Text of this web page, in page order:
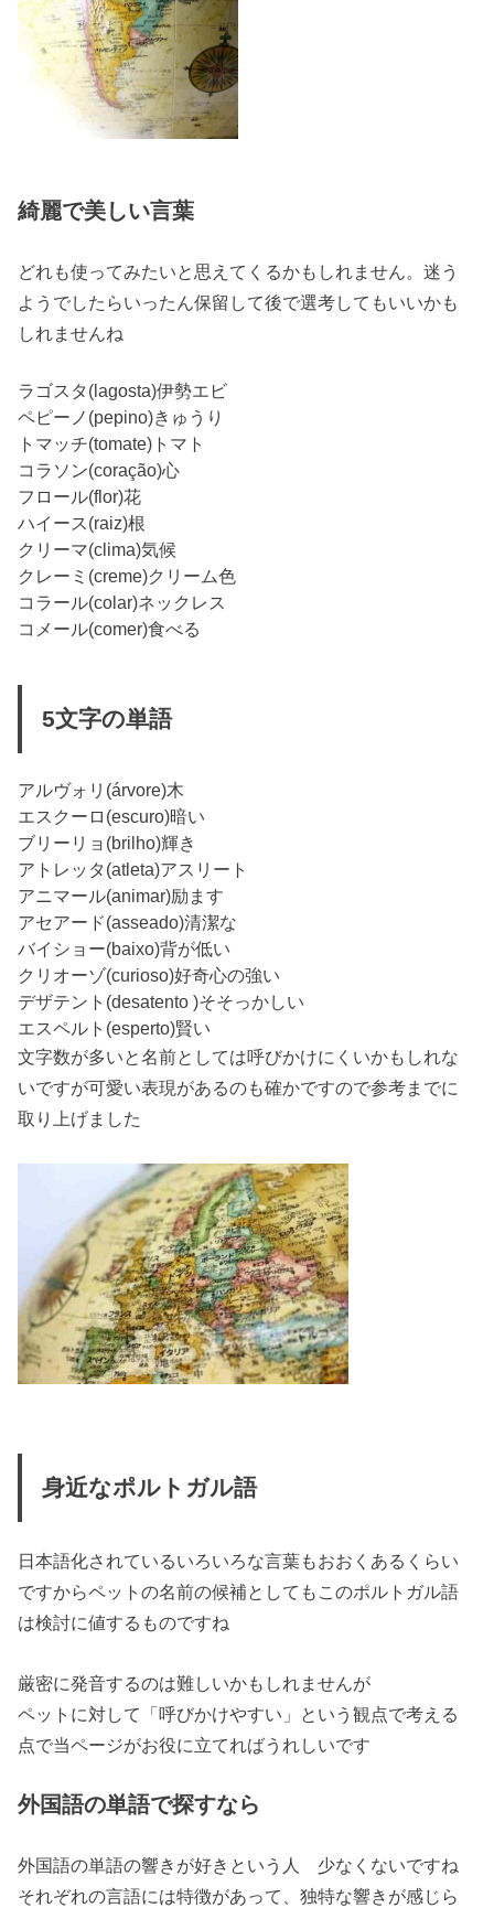
綺麗で美しい言葉
どれも使ってみたいと思えてくるかもしれません。迷う
ようでしたらいったん保留して後で選考してもいいかも
しれませんね
ラゴスタ(lagosta)伊勢エビ
ペピーノ(pepino)きゅうり
トマッチ(tomate)トマト
コラソン(coração)心
フロール(flor)花
ハイース(raiz)根
クリーマ(clima)気候
クレーミ(creme)クリーム色
コラール(colar)ネックレス
コメール(comer)食べる
5文字の単語
アルヴォリ(árvore)木
エスクーロ(escuro)暗い
ブリーリョ(brilho)輝き
アトレッタ(atleta)アスリート
アニマール(animar)励ます
アセアード(asseado)清潔な
バイショー(baixo)背が低い
クリオーゾ(curioso)好奇心の強い
デザテント(desatento )そそっかしい
エスペルト(esperto)賢い
文字数が多いと名前としては呼びかけにくいかもしれな
いですが可愛い表現があるのも確かですので参考までに
取り上げました
身近なポルトガル語
日本語化されているいろいろな言葉もおおくあるくらい
ですからペットの名前の候補としてもこのポルトガル語
は検討に値するものですね
厳密に発音するのは難しいかもしれませんが
ペットに対して「呼びかけやすい 」という観点で考える
点で当ページがお役に立てればうれしいです
外国語の単語で探すなら
外国語の単語の響きが好きという人 少なくないですね
それぞれの言語には特徴があって、独特な響きが感じら